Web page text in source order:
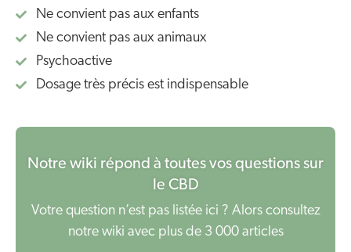
Ne convient pas aux enfants
Ne convient pas aux animaux
Psychoactive
Dosage très précis est indispensable
Notre wiki répond à toutes vos questions sur
le CBD
Votre question n’est pas listée ici ? Alors consultez
notre wiki avec plus de 3 000 articles